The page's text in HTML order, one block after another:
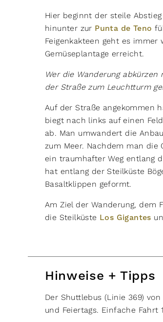
Hier beginnt der steile
hinunter zur Punta de Teno
Feigenkakteen geht es
Gemüseplantage erreicht.
Wer die Wanderung
der Straße zum Leuchtturm
Auf der Straße angekommen
biegt nach links auf einen
ab. Man umwandert die
zum Meer. Nachdem man
ein traumhafter Weg entlang
hat entlang der Steilküste
Basaltklippen geformt.
Am Ziel der Wanderung, dem
die Steilküste Los Gigantes
Hinweise + Tipps
Der Shuttlebus (Linie 369)
und Feiertags. Einfache Fahrt